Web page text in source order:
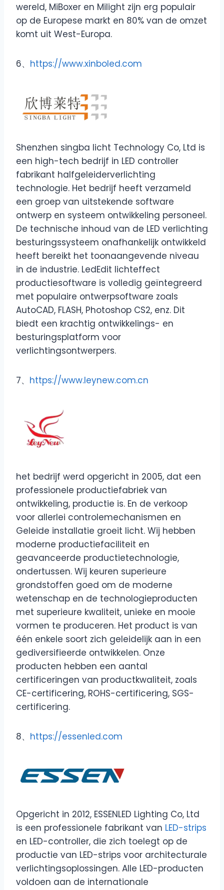
wereld, MiBoxer en Milight zijn erg populair
op de Europese markt en 80% van de omzet
komt uit West-Europa.
6、 https://www.xinboled.com
Shenzhen singba licht Technology Co, Ltd is
een high-tech bedrijf in LED controller
fabrikant halfgeleiderverlichting
technologie. Het bedrijf heeft verzameld
een groep van uitstekende software
ontwerp en systeem ontwikkeling personeel.
De technische inhoud van de LED verlichting
besturingssysteem onafhankelijk ontwikkeld
heeft bereikt het toonaangevende niveau
in de industrie. LedEdit lichteffect
productiesoftware is volledig geïntegreerd
met populaire ontwerpsoftware zoals
AutoCAD, FLASH, Photoshop CS2, enz. Dit
biedt een krachtig ontwikkelings- en
besturingsplatform voor
verlichtingsontwerpers.
7、 https://www.leynew.com.cn
het bedrijf werd opgericht in 2005, dat een
professionele productiefabriek van
ontwikkeling, productie is. En de verkoop
voor allerlei controlemechanismen en
Geleide installatie groeit licht. Wij hebben
moderne productiefaciliteit en
geavanceerde productietechnologie,
ondertussen. Wij keuren superieure
grondstoffen goed om de moderne
wetenschap en de technologieproducten
met superieure kwaliteit, unieke en mooie
vormen te produceren. Het product is van
één enkele soort zich geleidelijk aan in een
gediversifieerde ontwikkelen. Onze
producten hebben een aantal
certificeringen van productkwaliteit, zoals
CE-certificering, ROHS-certificering, SGS-
certificering.
8、 https://essenled.com
Opgericht in 2012, ESSENLED Lighting Co, Ltd
is een professionele fabrikant van LED-strips
en LED-controller, die zich toelegt op de
productie van LED-strips voor architecturale
verlichtingsoplossingen. Alle LED-producten
voldoen aan de internationale